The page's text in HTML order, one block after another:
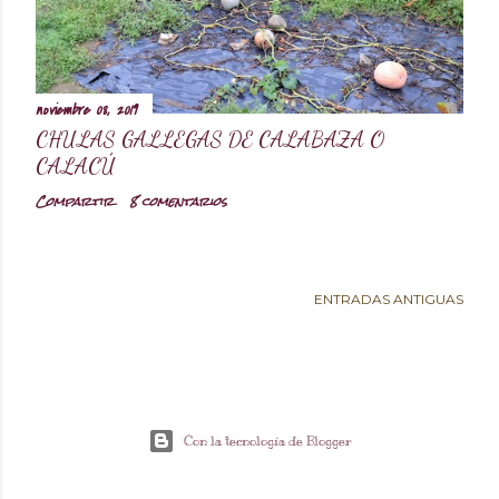
d
a
s
noviembre 08, 2019
CHULAS GALLEGAS DE CALABAZA O
CALACÚ
Compartir 8 comentarios
ENTRADAS ANTIGUAS
Con la tecnología de Blogger